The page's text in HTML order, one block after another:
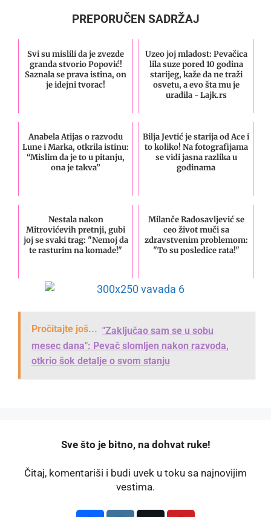
PREPORUČEN SADRŽAJ
Svi su mislili da je zvezde
granda stvorio Popović!
Saznala se prava istina, on
je idejni tvorac!
Uzeo joj mladost: Pevačica
lila suze pored 10 godina
starijeg, kaže da ne traži
osvetu, a evo šta mu je
uradila - Lajk.rs
Anabela Atijas o razvodu
Lune i Marka, otkrila istinu:
“Mislim da je to u pitanju,
ona je takva”
Bilja Jevtić je starija od Ace i
to koliko! Na fotografijama
se vidi jasna razlika u
godinama
Nestala nakon
Mitrovićevih pretnji, gubi
joj se svaki trag: "Nemoj da
te rasturim na komade!"
Milanče Radosavljević se
ceo život muči sa
zdravstvenim problemom:
"To su posledice rata!"
Pročitajte još... "Zaključao sam se u sobu
mesec dana": Pevač slomljen nakon razvoda,
otkrio šok detalje o svom stanju
️Sve što je bitno, na dohvat ruke!
Čitaj, komentariši i budi uvek u toku sa najnovijim
vestima.